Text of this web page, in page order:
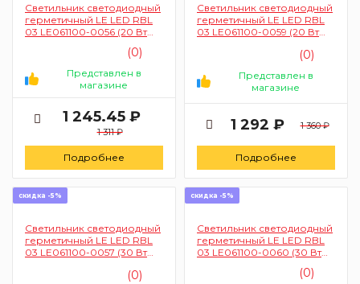
Светильник светодиодный
герметичный LE LED RBL
03 LE061100-0056 (20 Вт
(0)
Представлен в
магазине
1 245.45 ₽
1 311 ₽
Подробнее
Светильник светодиодный
герметичный LE LED RBL
03 LE061100-0059 (20 Вт
(0)
Представлен в
магазине
1 292 ₽ 1 360 ₽
Подробнее
скидка -5%
Светильник светодиодный
герметичный LE LED RBL
03 LE061100-0057 (30 Вт
(0)
скидка -5%
Светильник светодиодный
герметичный LE LED RBL
03 LE061100-0060 (30 Вт
(0)